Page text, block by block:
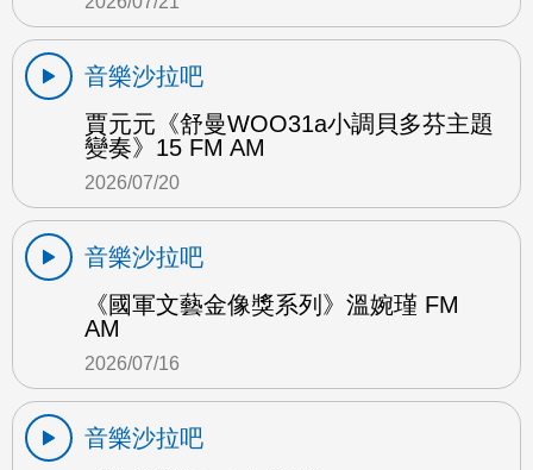
音樂沙拉吧
賈元元《舒曼WOO31a小調貝多芬主題
變奏》15 FM AM
2026/07/20
音樂沙拉吧
《國軍文藝金像獎系列》溫婉瑾 FM
AM
2026/07/16
音樂沙拉吧